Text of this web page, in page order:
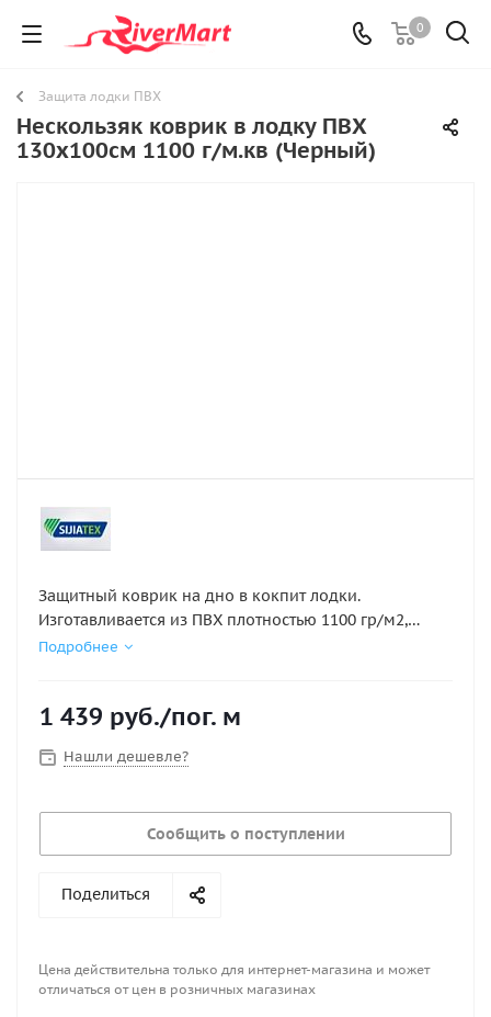
0
Защита лодки ПВХ
Нескользяк коврик в лодку ПВХ
130х100см 1100 г/м.кв (Черный)
Защитный коврик на дно в кокпит лодки.
Изготавливается из ПВХ плотностью 1100 гр/м2,
ширина рулона 130 см, с противоскользящей
Подробнее
1 439 руб./пог. м
Нашли дешевле?
Сообщить о поступлении
Поделиться
Цена действительна только для интернет-магазина и может
отличаться от цен в розничных магазинах